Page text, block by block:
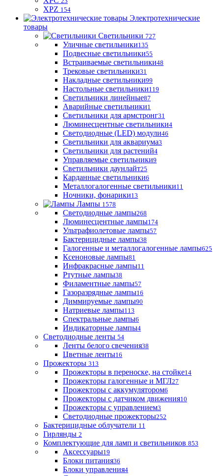
XPZ 154
Электротехнические
товары
Светильники 727
Уличные светильники135
Подвесные светильники55
Встраиваемые светильники48
Трековые светильники31
Накладные светильники99
Настольные светильники119
Светильники линейные87
Аварийные светильники1
Светильники для армстронг31
Люминесцентные светильники4
Светодиодные (LED) модули46
Светильники для аквариума3
Светильники для растений4
Управляемые светильники9
Светильники даунлайт25
Карданные светильники6
Металлогалогенные светильники11
Ночники, фонарики13
Лампы 1578
Светодиодные лампы268
Люминесцентные лампы174
Ультрафиолетовые лампы57
Бактерицидные лампы38
Галогенные и металлогалогенные лампы625
Ксеноновые лампы81
Инфракрасные лампы11
Ртутные лампы38
Филаментные лампы57
Газоразрядные лампы16
Диммируемые лампы90
Натриевые лампы113
Спектральные лампы6
Индикаторные лампы4
Светодиодные ленты 54
Ленты белого свечения38
Цветные ленты16
Прожекторы 313
Прожекторы в переноске, на стойке14
Прожекторы галогенные и МГЛ27
Прожекторы с аккумулятором6
Прожекторы с датчиком движения10
Прожекторы с управлением3
Светодиодные прожекторы252
Бактерицидные облучатели 11
Гирлянды 2
Комплектующие для ламп и светильников 853
Аксессуары19
Блоки питания36
Блоки управления4